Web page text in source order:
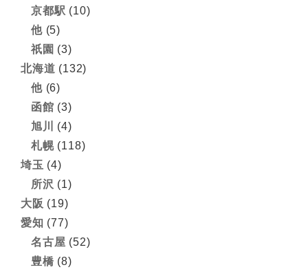
京都駅 (10)
他(5)
祇園 (3)
北海道 (132)
他(6)
函館 (3)
旭川
(4)
札幌(118)
埼玉 (4)
所沢 (1)
大阪 (19)
愛知 (77)
名古屋 (52)
豊橋 (8)